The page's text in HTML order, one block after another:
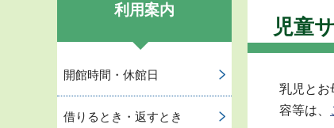
児童
乳児とお
容等は、
利用案内
開館時間・休館日
借りるとき・返すとき